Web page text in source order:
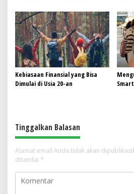
Pembelajaran Dinilai Perlu
Berubah
Kebiasaan Finansial yang Bisa
Dimulai di Usia 20-an
Tinggalkan Balasan
Alamat email Anda tidak akan
ditandai *